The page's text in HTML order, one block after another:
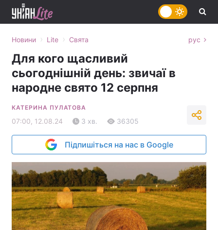
Новини › Lite › Свята рус
Для кого щасливий
сьогоднішній день: звичаї в
народне свято 12 серпня
КАТЕРИНА ПУЛАТОВА
07:00, 12.08.24 3 хв. 36305
Підпишіться на нас в Google